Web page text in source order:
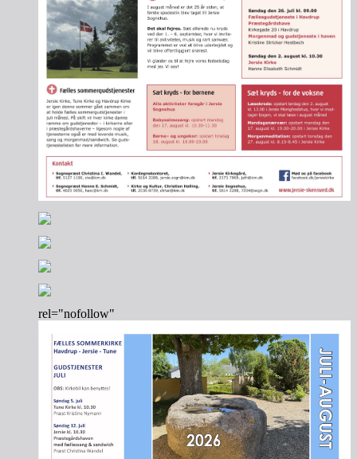
rel="nofollow"